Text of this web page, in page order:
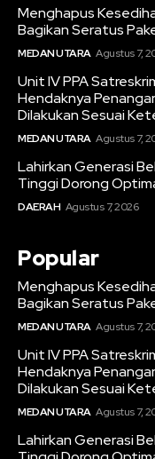
Menghapus
Bagikan Seratus
MEDAN UTARA Agustus 7,
Unit IV PPA
Hendaknya
Dilakukan Sesuai
MEDAN UTARA Agustus 7,
Lahirkan Generasi
Tinggi Dorong
DAERAH Agustus 7, 2026
Popular
Menghapus
Bagikan Seratus
MEDAN UTARA Agustus 7,
Unit IV PPA
Hendaknya
Dilakukan Sesuai
MEDAN UTARA Agustus 7,
Lahirkan Generasi